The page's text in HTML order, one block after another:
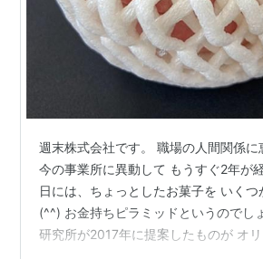
週末株式会社です。 職場の人間関係に
今の事業所に異動して もうすぐ2年が
日には、ちょっとしたお菓子を いくつ
(^^) お金持ちピラミッドというのでし
研究所が2017年に提案したものが オ